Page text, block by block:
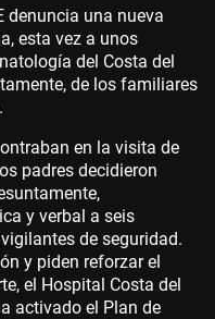
denuncia una nueva
esta vez a unos
del Costa del
de los familiares
en la visita de
padres decidieron
y verbal a seis
de seguridad.
y piden reforzar el
el Hospital Costa del
activado el Plan de